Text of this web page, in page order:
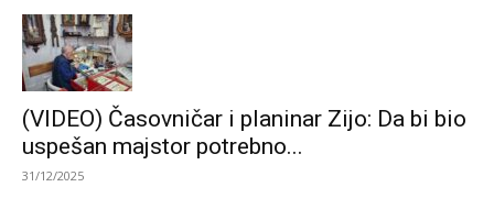
(VIDEO) Časovničar i planinar Zijo: Da bi bio
uspešan majstor potrebno...
31/12/2025